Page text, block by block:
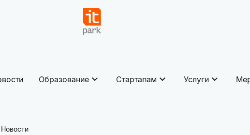
Образование Стартапам Услуги
Новости